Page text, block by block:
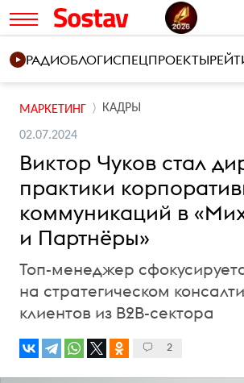
РАДИОБЛОГИСПЕЦПРОЕКТЫ
МАРКЕТИНГ КАДРЫ
02.07.2024
Виктор Чуков стал
практики
коммуникаций в
и Партнёры»
Топ-менеджер
на стратегическом
клиентов из B2B-сектора
2